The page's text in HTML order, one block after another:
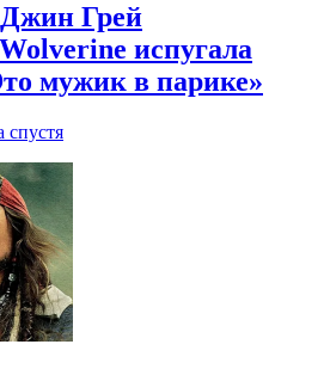
Грей
испугала
мужик в парике»
спустя